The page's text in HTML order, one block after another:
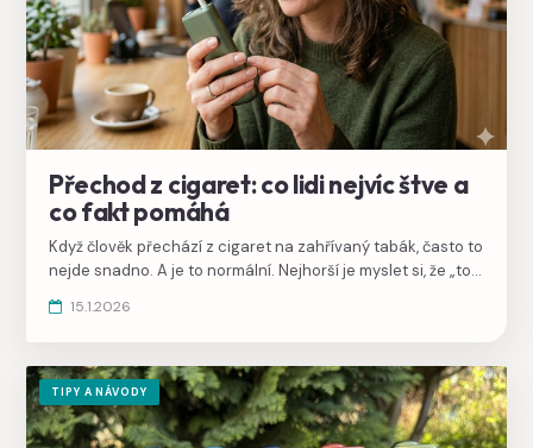
Přechod z cigaret: co lidi nejvíc štve a
co fakt pomáhá
Když člověk přechází z cigaret na zahřívaný tabák, často to
nejde snadno. A je to normální. Nejhorší je myslet si, že „to
které vás mohou brzdit.
15.1.2026
TIPY A NÁVODY